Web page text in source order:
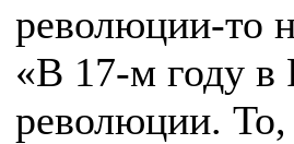
революции-то
«В 17-м году в
революции.